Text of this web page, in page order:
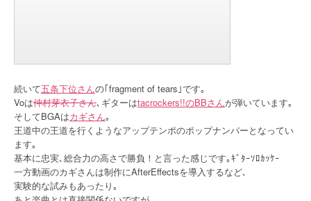
続いて五条下位さんの｢fragment of tears｣です｡
Voは仲村芽衣子さん､ギターはtacrockers!!のBBさんが弾いています｡
そしてBGAはカギさん｡
王道中の王道を行くようなアップテンポのポップナンバーとなってい
ます｡
基本に忠実､総合力の高さで勝負！と言った感じです｡ｷﾞﾀｰｿﾛｶｯｹｰ
一方動画のカギさんは制作にAfterEffectsを導入するなど､
実験的な試みもあったり｡